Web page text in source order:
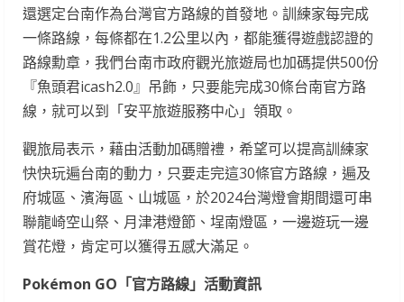
還選定台南作為台灣官方路線的首發地。訓練家每完成
一條路線，每條都在1.2公里以內，都能獲得遊戲認證的
路線勳章，我們台南市政府觀光旅遊局也加碼提供500份
『魚頭君icash2.0』吊飾，只要能完成30條台南官方路
線，就可以到「安平旅遊服務中心」領取。
觀旅局表示，藉由活動加碼贈禮，希望可以提高訓練家
快快玩遍台南的動力，只要走完這30條官方路線，遍及
府城區、濱海區、山城區，於2024台灣燈會期間還可串
聯龍崎空山祭、月津港燈節、埕南燈區，一邊遊玩一邊
賞花燈，肯定可以獲得五感大滿足。
Pokémon GO 「官方路線」活動資訊